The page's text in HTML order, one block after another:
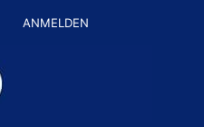
ANMELDEN